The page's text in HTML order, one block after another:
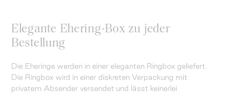
Elegante Ehering-Box zu jeder
Bestellung
Die Eheringe werden in einer eleganten Ringbox geliefert.
Die Ringbox wird in einer diskreten Verpackung mit
privatem Absender versendet und lässt keinerlei